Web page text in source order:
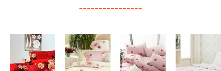
----------------